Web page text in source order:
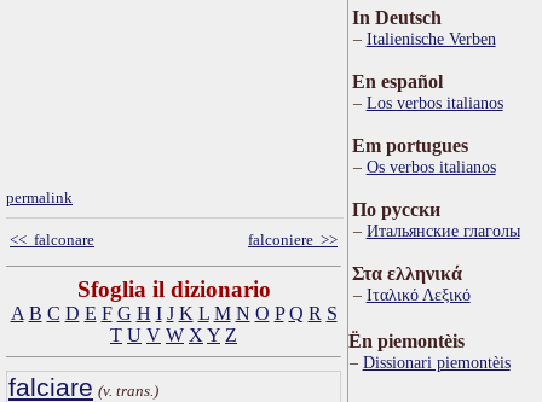
permalink
<< falconare falconiere >>
Sfoglia il dizionario
A B C D E F G H I J K L M N O P Q R S
T U V W X Y Z
falciare (v. trans.)
In Deutsch
Italienische Verben
En español
Los verbos italianos
Em portugues
Os verbos italianos
По русски
Итальянские глаголы
Στα ελληνικά
Ιταλικό Λεξικό
Ën piemontèis
Dissionari piemontèis